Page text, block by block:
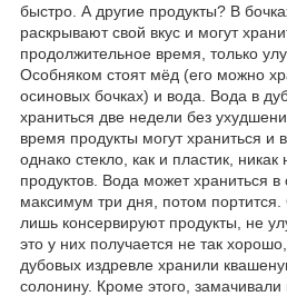
быстро. А другие продукты? В
раскрывают свой вкус и могут
продолжительное время, только
Особняком стоят мёд (его можно
осиновых бочках) и вода. Вода в
храниться две недели без
время продукты могут храниться и
однако стекло, как и пластик, никак
продуктов. Вода может храниться в
максимум три дня, потом портится.
лишь консервируют продукты, не
это у них получается не так
дубовых издревле хранили
солонину. Кроме этого, замачивали